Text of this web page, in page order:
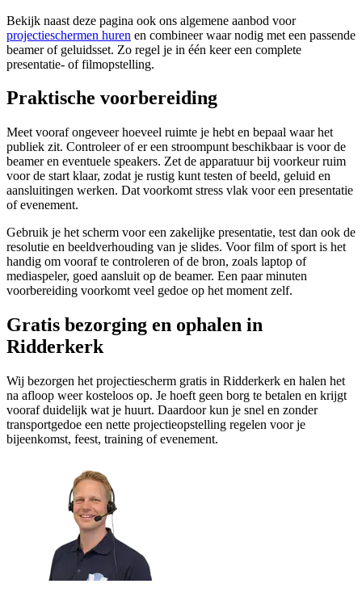
Bekijk naast deze pagina ook ons algemene aanbod voor
projectieschermen huren en combineer waar nodig met een passende
beamer of geluidsset. Zo regel je in één keer een complete
presentatie- of filmopstelling.
Praktische voorbereiding
Meet vooraf ongeveer hoeveel ruimte je hebt en bepaal waar het
publiek zit. Controleer of er een stroompunt beschikbaar is voor de
beamer en eventuele speakers. Zet de apparatuur bij voorkeur ruim
voor de start klaar, zodat je rustig kunt testen of beeld, geluid en
aansluitingen werken. Dat voorkomt stress vlak voor een presentatie
of evenement.
Gebruik je het scherm voor een zakelijke presentatie, test dan ook de
resolutie en beeldverhouding van je slides. Voor film of sport is het
handig om vooraf te controleren of de bron, zoals laptop of
mediaspeler, goed aansluit op de beamer. Een paar minuten
voorbereiding voorkomt veel gedoe op het moment zelf.
Gratis bezorging en ophalen in
Ridderkerk
Wij bezorgen het projectiescherm gratis in Ridderkerk en halen het
na afloop weer kosteloos op. Je hoeft geen borg te betalen en krijgt
vooraf duidelijk wat je huurt. Daardoor kun je snel en zonder
transportgedoe een nette projectieopstelling regelen voor je
bijeenkomst, feest, training of evenement.